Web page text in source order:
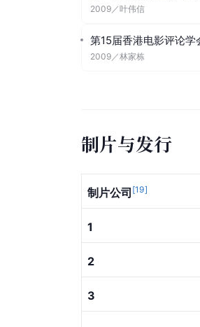
2009 ／叶伟信
第15届香港电影评论学
2009 ／林家栋
制片与发行
制片公司 [19]
1
2
3